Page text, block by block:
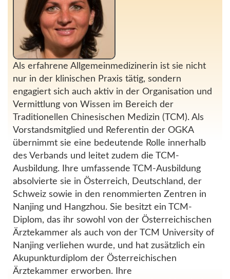
Als erfahrene Allgemeinmedizinerin ist sie nicht
nur in der klinischen Praxis tätig, sondern
engagiert sich auch aktiv in der Organisation und
Vermittlung von Wissen im Bereich der
Traditionellen Chinesischen Medizin (TCM). Als
Vorstandsmitglied und Referentin der OGKA
übernimmt sie eine bedeutende Rolle innerhalb
des Verbands und leitet zudem die TCM-
Ausbildung. Ihre umfassende TCM-Ausbildung
absolvierte sie in Österreich, Deutschland, der
Schweiz sowie in den renommierten Zentren in
Nanjing und Hangzhou. Sie besitzt ein TCM-
Diplom, das ihr sowohl von der Österreichischen
Ärztekammer als auch von der TCM University of
Nanjing verliehen wurde, und hat zusätzlich ein
Akupunkturdiplom der Österreichischen
Ärztekammer erworben. Ihre